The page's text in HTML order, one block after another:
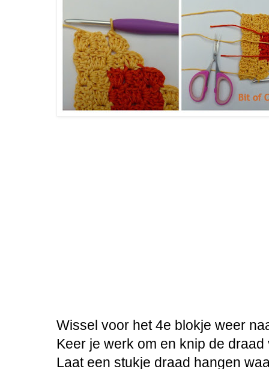
Wissel voor het 4e blokje weer
Keer je werk om en knip de draad
Laat een stukje draad hangen